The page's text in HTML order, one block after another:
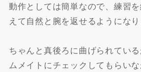
動作としては簡単なので、練習
えて自然と腕を返せるようになり
ちゃんと真後ろに曲げられてい
ムメイトにチェックしてもらい